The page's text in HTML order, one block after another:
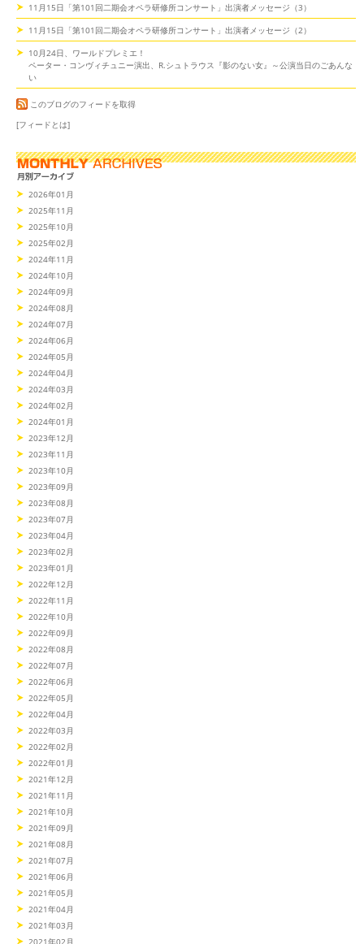
11月15日「第101回二期会オペラ研修所コンサート」出演者メッセージ（3）
11月15日「第101回二期会オペラ研修所コンサート」出演者メッセージ（2）
10月24日、ワールドプレミエ！
ペーター・コンヴィチュニー演出、R.シュトラウス『影のない女』～公演当日のごあんな
い
このブログのフィードを取得
[フィードとは]
2026年01月
2025年11月
2025年10月
2025年02月
2024年11月
2024年10月
2024年09月
2024年08月
2024年07月
2024年06月
2024年05月
2024年04月
2024年03月
2024年02月
2024年01月
2023年12月
2023年11月
2023年10月
2023年09月
2023年08月
2023年07月
2023年04月
2023年02月
2023年01月
2022年12月
2022年11月
2022年10月
2022年09月
2022年08月
2022年07月
2022年06月
2022年05月
2022年04月
2022年03月
2022年02月
2022年01月
2021年12月
2021年11月
2021年10月
2021年09月
2021年08月
2021年07月
2021年06月
2021年05月
2021年04月
2021年03月
2021年02月